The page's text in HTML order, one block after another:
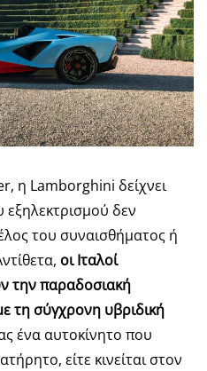
η Lamborghini δείχνει
δεν
του συναισθήματος ή
οι Ιταλοί
την παραδοσιακή
τη σύγχρονη υβριδική
ένα αυτοκίνητο που
είτε κινείται στον